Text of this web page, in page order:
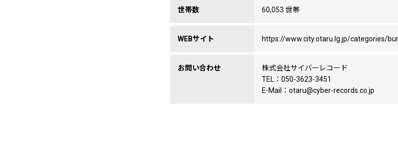
世帯数 60,053 世帯
WEBサイト https://www.city.otaru.lg.jp/categories/
お問い合わせ
株式会社サイバーレコード
TEL：050-3623-3451
E-Mail：otaru@cyber-records.co.jp